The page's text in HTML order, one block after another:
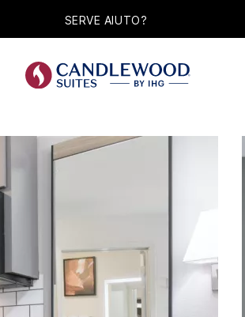
SERVE AIUTO?